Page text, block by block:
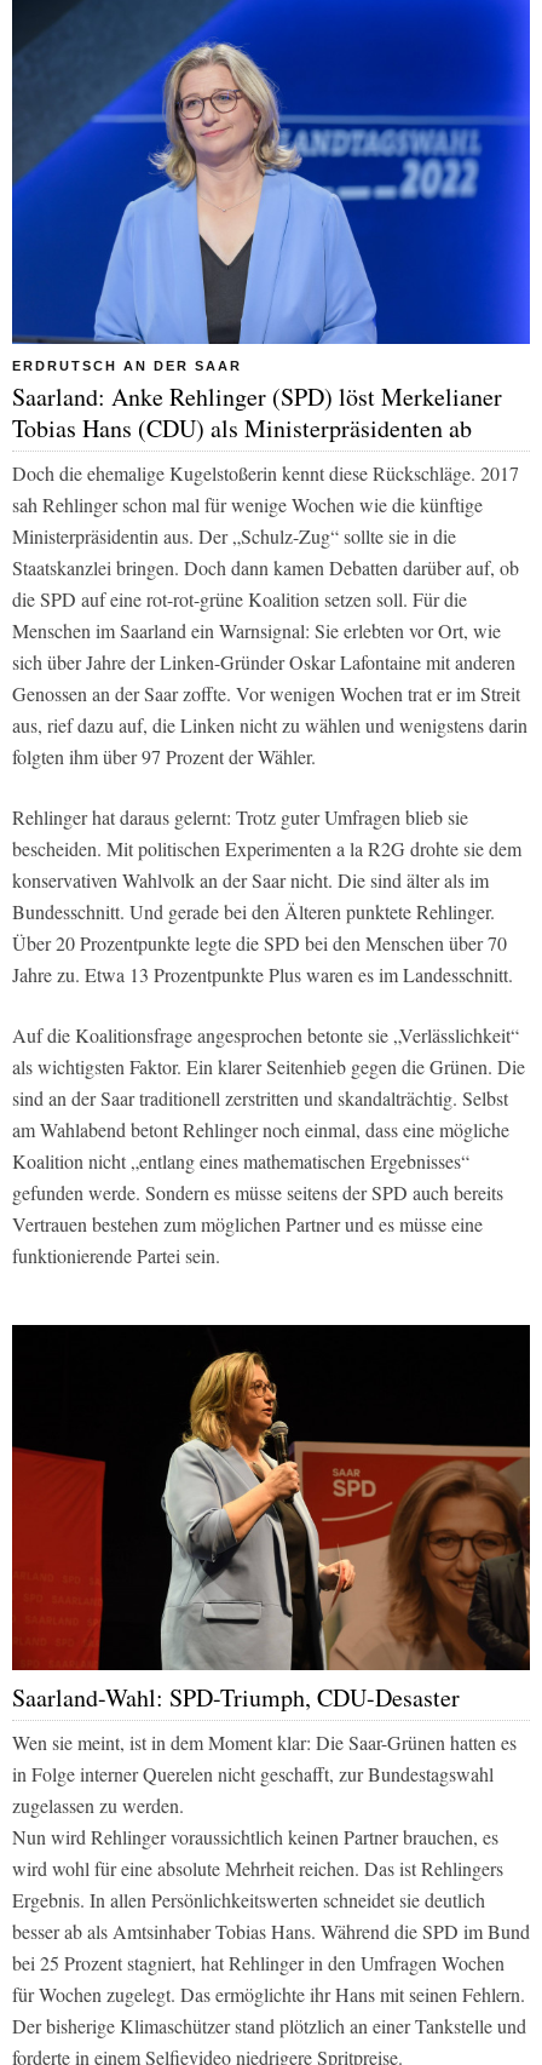
ERDRUTSCH AN DER SAAR
Saarland: Anke Rehlinger (SPD) löst Merkelianer
Tobias Hans (CDU) als Ministerpräsidenten ab
Doch die ehemalige Kugelstoßerin kennt diese Rückschläge. 2017
sah Rehlinger schon mal für wenige Wochen wie die künftige
Ministerpräsidentin aus. Der „Schulz-Zug“ sollte sie in die
Staatskanzlei bringen. Doch dann kamen Debatten darüber auf, ob
die SPD auf eine rot-rot-grüne Koalition setzen soll. Für die
Menschen im Saarland ein Warnsignal: Sie erlebten vor Ort, wie
sich über Jahre der Linken-Gründer Oskar Lafontaine mit anderen
Genossen an der Saar zoffte. Vor wenigen Wochen trat er im Streit
aus, rief dazu auf, die Linken nicht zu wählen und wenigstens darin
folgten ihm über 97 Prozent der Wähler.
Rehlinger hat daraus gelernt: Trotz guter Umfragen blieb sie
bescheiden. Mit politischen Experimenten a la R2G drohte sie dem
konservativen Wahlvolk an der Saar nicht. Die sind älter als im
Bundesschnitt. Und gerade bei den Älteren punktete Rehlinger.
Über 20 Prozentpunkte legte die SPD bei den Menschen über 70
Jahre zu. Etwa 13 Prozentpunkte Plus waren es im Landesschnitt.
Auf die Koalitionsfrage angesprochen betonte sie „Verlässlichkeit“
als wichtigsten Faktor. Ein klarer Seitenhieb gegen die Grünen. Die
sind an der Saar traditionell zerstritten und skandalträchtig. Selbst
am Wahlabend betont Rehlinger noch einmal, dass eine mögliche
Koalition nicht „entlang eines mathematischen Ergebnisses“
gefunden werde. Sondern es müsse seitens der SPD auch bereits
Vertrauen bestehen zum möglichen Partner und es müsse eine
funktionierende Partei sein.
Saarland-Wahl: SPD-Triumph, CDU-Desaster
Wen sie meint, ist in dem Moment klar: Die Saar-Grünen hatten es
in Folge interner Querelen nicht geschafft, zur Bundestagswahl
zugelassen zu werden.
Nun wird Rehlinger voraussichtlich keinen Partner brauchen, es
wird wohl für eine absolute Mehrheit reichen. Das ist Rehlingers
Ergebnis. In allen Persönlichkeitswerten schneidet sie deutlich
besser ab als Amtsinhaber Tobias Hans. Während die SPD im Bund
bei 25 Prozent stagniert, hat Rehlinger in den Umfragen Wochen
für Wochen zugelegt. Das ermöglichte ihr Hans mit seinen Fehlern.
Der bisherige Klimaschützer stand plötzlich an einer Tankstelle und
forderte in einem Selfievideo niedrigere Spritpreise.